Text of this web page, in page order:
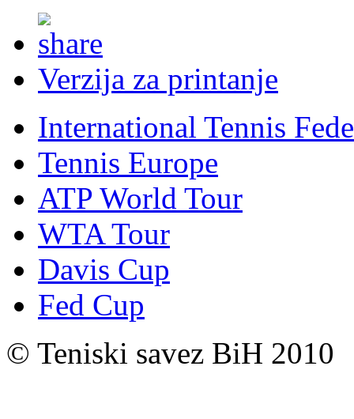
Verzija za printanje
International Tennis
Tennis Europe
ATP World Tour
WTA Tour
Davis Cup
Fed Cup
© Teniski savez BiH 2010